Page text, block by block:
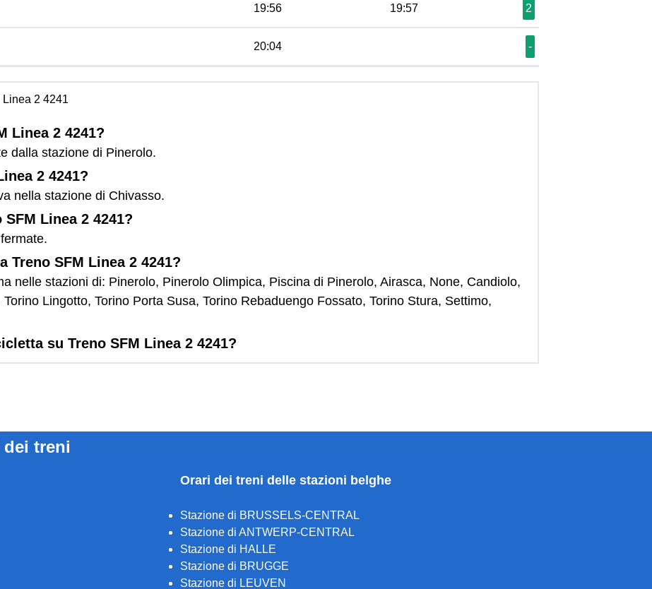
19:56 19:57 2
20:04 -
Linea 2 4241
Linea 2 4241?
dalla stazione di Pinerolo.
2 4241?
nella stazione di Chivasso.
Linea 2 4241?
Treno SFM Linea 2 4241?
nelle stazioni di: Pinerolo, Pinerolo Olimpica, Piscina di Pinerolo, Airasca, None, Candiolo,
Lingotto, Torino Porta Susa, Torino Rebaduengo Fossato, Torino Stura, Settimo,
su Treno SFM Linea 2 4241?
treni
Orari dei treni delle stazioni belghe
Stazione di BRUSSELS-CENTRAL
Stazione di ANTWERP-CENTRAL
Stazione di HALLE
Stazione di BRUGGE
Stazione di LEUVEN